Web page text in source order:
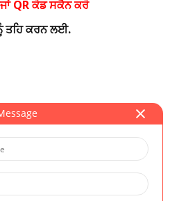
QR ਕੋਡ ਸਕੈਨ ਕਰੋ
ਤਹਿ ਕਰਨ ਲਈ.